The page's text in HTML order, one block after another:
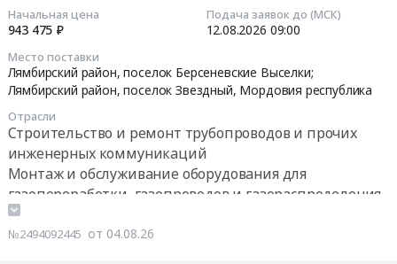
Начальная цена
943 475 ₽
Подача заявок до (МСК)
12.08.2026 09:00
Место поставки
Лямбирский район, поселок Берсеневские Выселки;
Лямбирский район, поселок Звездный, Мордовия республика
Отрасли
Строительство и ремонт трубопроводов и прочих
инженерных коммуникаций
Монтаж и обслуживание оборудования для
газопереработки, газопроводов и газораспределения
№2494092445 от 04.08.26